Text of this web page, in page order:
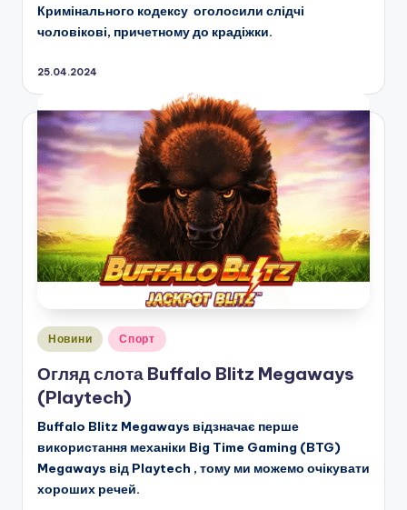
Кримінального кодексу оголосили слідчі
чоловікові, причетному до крадіжки.
25.04.2024
Опубліковано
Новини Спорт
Огляд слота Buffalo Blitz Megaways
(Playtech)
Buffalo Blitz Megaways відзначає перше
використання механіки Big Time Gaming (BTG)
Megaways від Playtech , тому ми можемо очікувати
хороших речей.